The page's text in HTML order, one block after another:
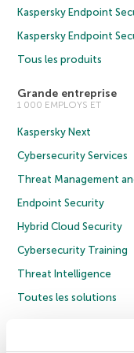
Kaspersky Endpoint
Kaspersky Endpoint
Tous les produits
Grande entreprise
1 000 EMPLOYS ET
Kaspersky Next
Cybersecurity Services
Threat Management
Endpoint Security
Hybrid Cloud Security
Cybersecurity Training
Threat Intelligence
Toutes les solutions